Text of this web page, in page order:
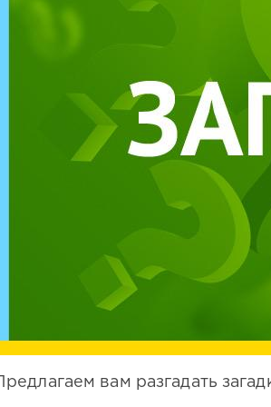
Предлагаем вам разгадать